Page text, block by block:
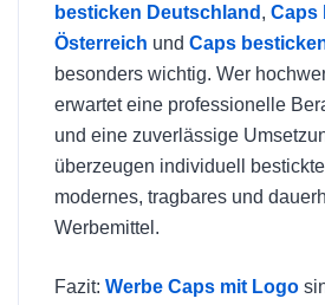
besticken Deutschland , Caps
Österreich und Caps
besonders wichtig. Wer
erwartet eine professionelle
und eine zuverlässige
überzeugen individuell
modernes, tragbares und
Werbemittel.
Fazit: Werbe Caps mit Logo